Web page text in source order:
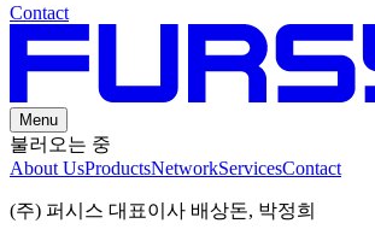
Contact
Menu
불러오는 중
About UsProductsNetworkServicesContact
(주) 퍼시스 대표이사 배상돈, 박정희